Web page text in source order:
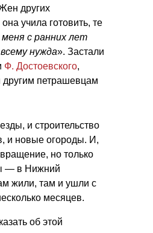
других
учила готовить, те
меня с ранних лет
нужда». Застали
Ф. Достоевского,
другим петрашевцам
и строительство
и новые огороды. И,
но только
— в Нижний
жили, там и ушли с
месяцев.
об этой